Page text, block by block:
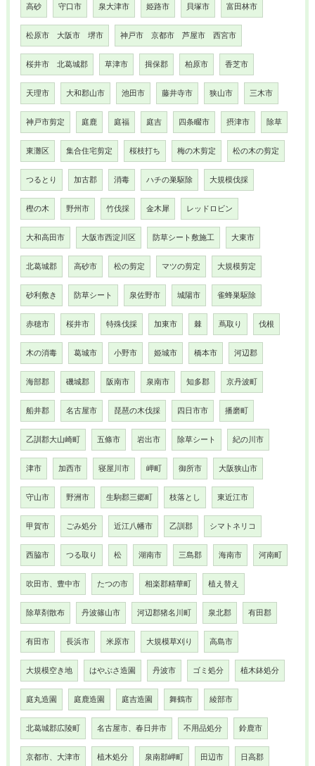
高砂 守口市 泉大津市 姫路市 貝塚市 富田林市
松原市 大阪市 堺市 神戸市 京都市 芦屋市 西宮市
桜井市 北葛城郡 草津市 揖保郡 柏原市 香芝市
天理市 大和郡山市 池田市 藤井寺市 狭山市 三木市
神戸市剪定 庭鹿 庭福 庭吉 四条畷市 摂津市 除草
東灘区 集合住宅剪定 桜枝打ち 梅の木剪定 松の木の剪定
つるとり 加古郡 消毒 ハチの巣駆除 大規模伐採
樫の木 野州市 竹伐採 金木犀 レッドロビン
大和高田市 大阪市西淀川区 防草シート敷施工 大東市
北葛城郡 高砂市 松の剪定 マツの剪定 大規模剪定
砂利敷き 防草シート 泉佐野市 城陽市 雀蜂巣駆除
赤穂市 桜井市 特殊伐採 加東市 棘 蔦取り 伐根
木の消毒 葛城市 小野市 姫城市 橋本市 河辺郡
海部郡 磯城郡 阪南市 泉南市 知多郡 京丹波町
船井郡 名古屋市 琵琶の木伐採 四日市市 播磨町
乙訓郡大山崎町 五條市 岩出市 除草シート 紀の川市
津市 加西市 寝屋川市 岬町 御所市 大阪狭山市
守山市 野洲市 生駒郡三郷町 枝落とし 東近江市
甲賀市 ごみ処分 近江八幡市 乙訓郡 シマトネリコ
西脇市 つる取り 松 湖南市 三島郡 海南市 河南町
吹田市、豊中市 たつの市 相楽郡精華町 植え替え
除草剤散布 丹波篠山市 河辺郡猪名川町 泉北郡 有田郡
有田市 長浜市 米原市 大規模草刈り 高島市
大規模空き地 はやぶさ造園 丹波市 ゴミ処分 植木鉢処分
庭丸造園 庭鹿造園 庭吉造園 舞鶴市 綾部市
北葛城郡広陵町 名古屋市、春日井市 不用品処分 鈴鹿市
京都市、大津市 植木処分 泉南郡岬町 田辺市 日高郡